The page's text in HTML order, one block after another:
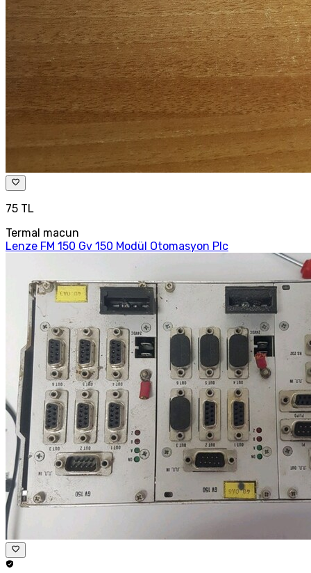
75 TL
Termal macun
Lenze FM 150 Gv 150 Modül Otomasyon Plc